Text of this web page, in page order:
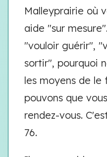
Malleyprairie où
aide "sur
"vouloir guérir",
sortir", pourquoi
les moyens de le
pouvons que
rendez-vous.
76.